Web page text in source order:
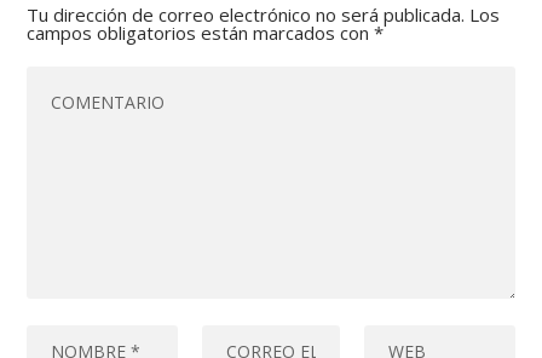
Tu dirección de correo electrónico no será publicada. Los
campos obligatorios están marcados con*